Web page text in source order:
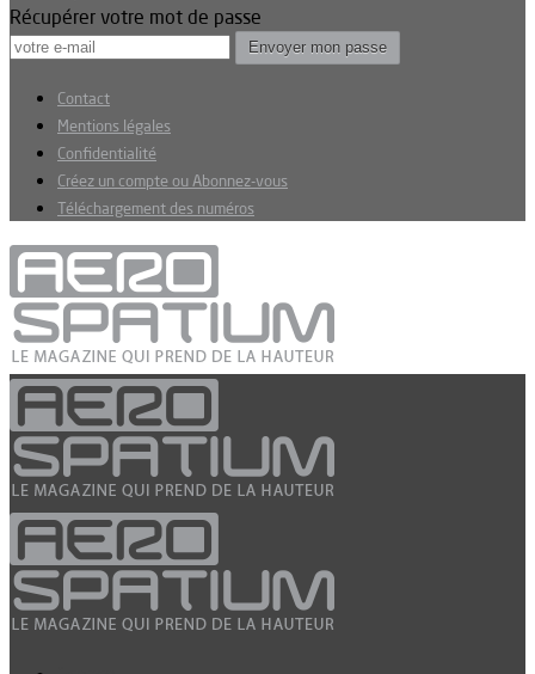
Récupérer votre mot de passe
Contact
Mentions légales
Confidentialité
Créez un compte ou Abonnez-vous
Téléchargement des numéros